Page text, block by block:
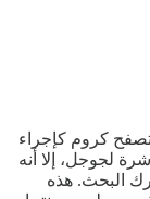
كروم كإجراء
لجوجل، إلا أنه
البحث. هذه